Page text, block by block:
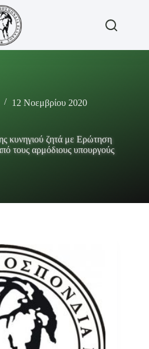
12 Νοεμβρίου 2020
κυνηγιού ζητά με Ερώτηση
τους αρμόδιους υπουργούς